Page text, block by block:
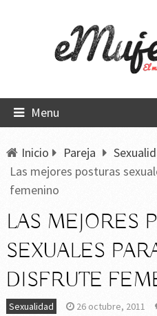
Menu
Inicio Pareja
Las mejores posturas
femenino
LAS MEJORES
SEXUALES
DISFRUTE
Sexualidad 26 octubre, 2011